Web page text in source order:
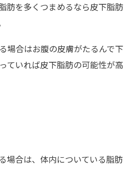
肪を多くつまめるなら皮下脂肪
場合はお腹の皮膚がたるんで下
ていれば皮下脂肪の可能性が高
場合は、体内についている脂肪